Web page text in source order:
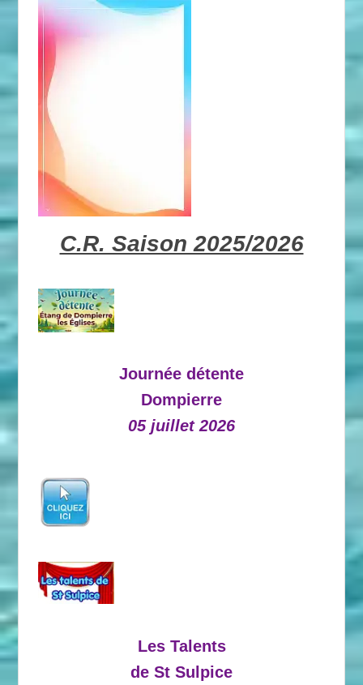
C.R. Saison 2025/2026
Journée détente
Dompierre
05 juillet 2026
Les Talents
de St Sulpice